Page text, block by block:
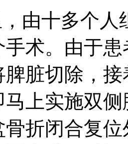
由十多个人
手术。由于
脏切除，
马上实施双
骨折闭合复